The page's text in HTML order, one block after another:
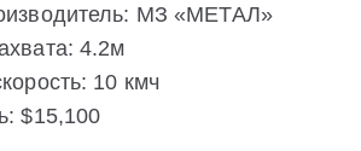
МЗ «МЕТАЛ»
4.2м
10 кмч
$15,100